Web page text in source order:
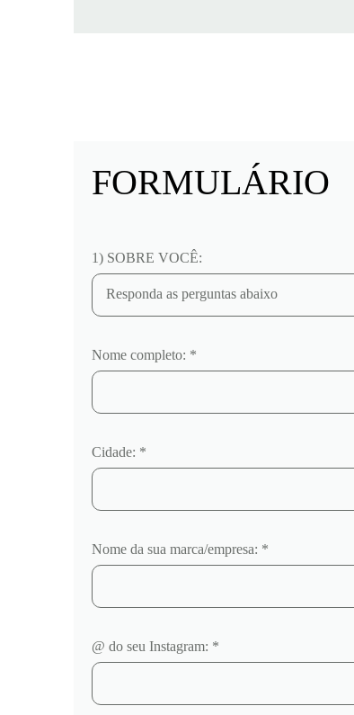
FORMULÁRIO
1) SOBRE VOCÊ:
Nome completo: *
Cidade: *
Nome da sua marca/empresa: *
@ do seu Instagram: *